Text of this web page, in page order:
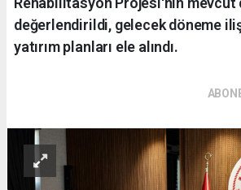
değerlendirildi, gelecek döneme
yatırım planları ele alındı.